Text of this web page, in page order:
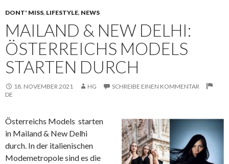
DONT' MISS, LIFESTYLE, NEWS
MAILAND & NEW DELHI:
ÖSTERREICHS MODELS
STARTEN DURCH
18. NOVEMBER 2021 HG
SCHREIBE EINEN KOMMENTAR
DE
Österreichs Models starten
in Mailand & New Delhi
durch. In der italienischen
Modemetropole sind es die